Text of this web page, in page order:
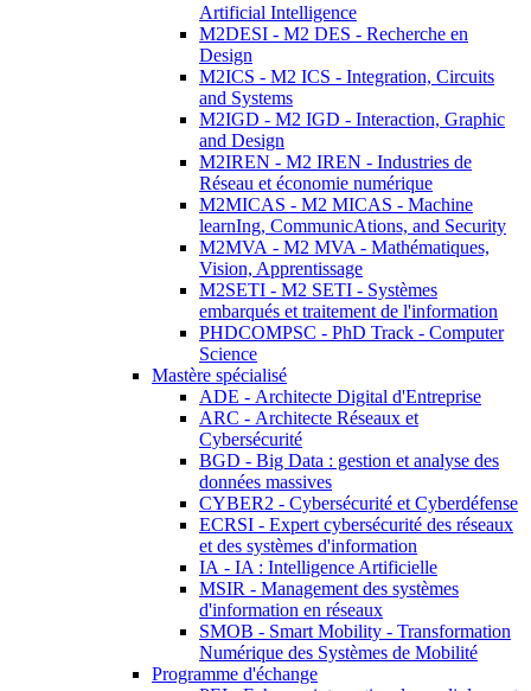
Artificial Intelligence
M2DESI - M2 DES - Recherche en
Design
M2ICS - M2 ICS - Integration, Circuits
and Systems
M2IGD - M2 IGD - Interaction, Graphic
and Design
M2IREN - M2 IREN - Industries de
Réseau et économie numérique
M2MICAS - M2 MICAS - Machine
learnIng, CommunicAtions, and Security
M2MVA - M2 MVA - Mathématiques,
Vision, Apprentissage
M2SETI - M2 SETI - Systèmes
embarqués et traitement de l'information
PHDCOMPSC - PhD Track - Computer
Science
Mastère spécialisé
ADE - Architecte Digital d'Entreprise
ARC - Architecte Réseaux et
Cybersécurité
BGD - Big Data : gestion et analyse des
données massives
CYBER2 - Cybersécurité et Cyberdéfense
ECRSI - Expert cybersécurité des réseaux
et des systèmes d'information
IA - IA : Intelligence Artificielle
MSIR - Management des systèmes
d'information en réseaux
SMOB - Smart Mobility - Transformation
Numérique des Systèmes de Mobilité
Programme d'échange